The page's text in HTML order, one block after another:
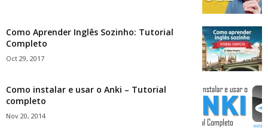
Como Aprender Inglês Sozinho: Tutorial
Completo
Oct 29, 2017
Como instalar e usar o Anki – Tutorial
completo
Nov 20, 2014